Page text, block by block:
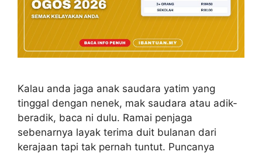
Kalau anda jaga anak saudara yatim yang
tinggal dengan nenek, mak saudara atau adik-
beradik, baca ni dulu. Ramai penjaga
sebenarnya layak terima duit bulanan dari
kerajaan tapi tak pernah tuntut. Puncanya